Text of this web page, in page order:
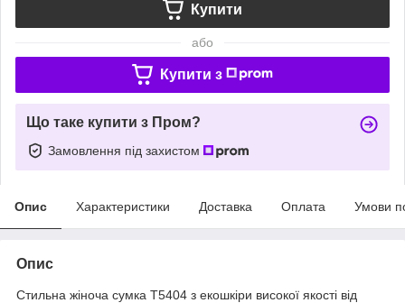
Купити
або
Купити з
Що таке купити з Пром?
Замовлення під захистом
Опис Характеристики Доставка Оплата Умови
Опис
Стильна жіноча сумка T5404 з екошкіри високої якості від